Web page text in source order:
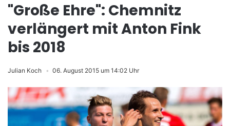
"Große Ehre": Chemnitz
verlängert mit Anton Fink
bis 2018
Julian Koch 06. August 2015 um 14:02 Uhr